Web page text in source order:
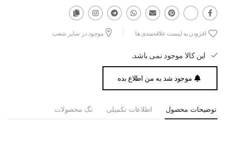
افزودن به لیست علاقه‌مندی ها موجود در سایر شعب
این کالا موجود نمی باشد.
موجود شد به من اطلاع بده
توضیحات محصول اطلاعات تکمیلی تگ محصولات